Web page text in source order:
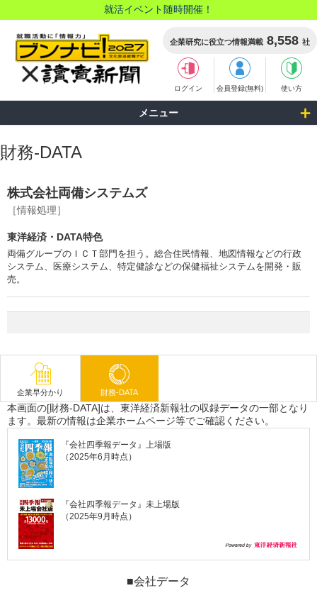
就活イベント随時開催！
企業研究に役立つ情報満載 8,558 社
ログイン 会員登録(無料) 使い方
メニュー
財務-DATA
株式会社両備システムズ
［情報処理］
東洋経済・DATA特色
両備グループのＩＣＴ部門を担う。総合住民情報、地図情報などの行政
システム、医療システム、特定健診などの保健福祉システムを開発・販
売。
企業早分かり 財務-DATA
本画面の[財務-DATA]は、東洋経済新報社の収録データの一部となり
ます。最新の情報は企業ホームページ等でご確認ください。
『会社四季報データ』上場版
（2025年6月時点）
『会社四季報データ』未上場版
（2025年9月時点）
■会社データ